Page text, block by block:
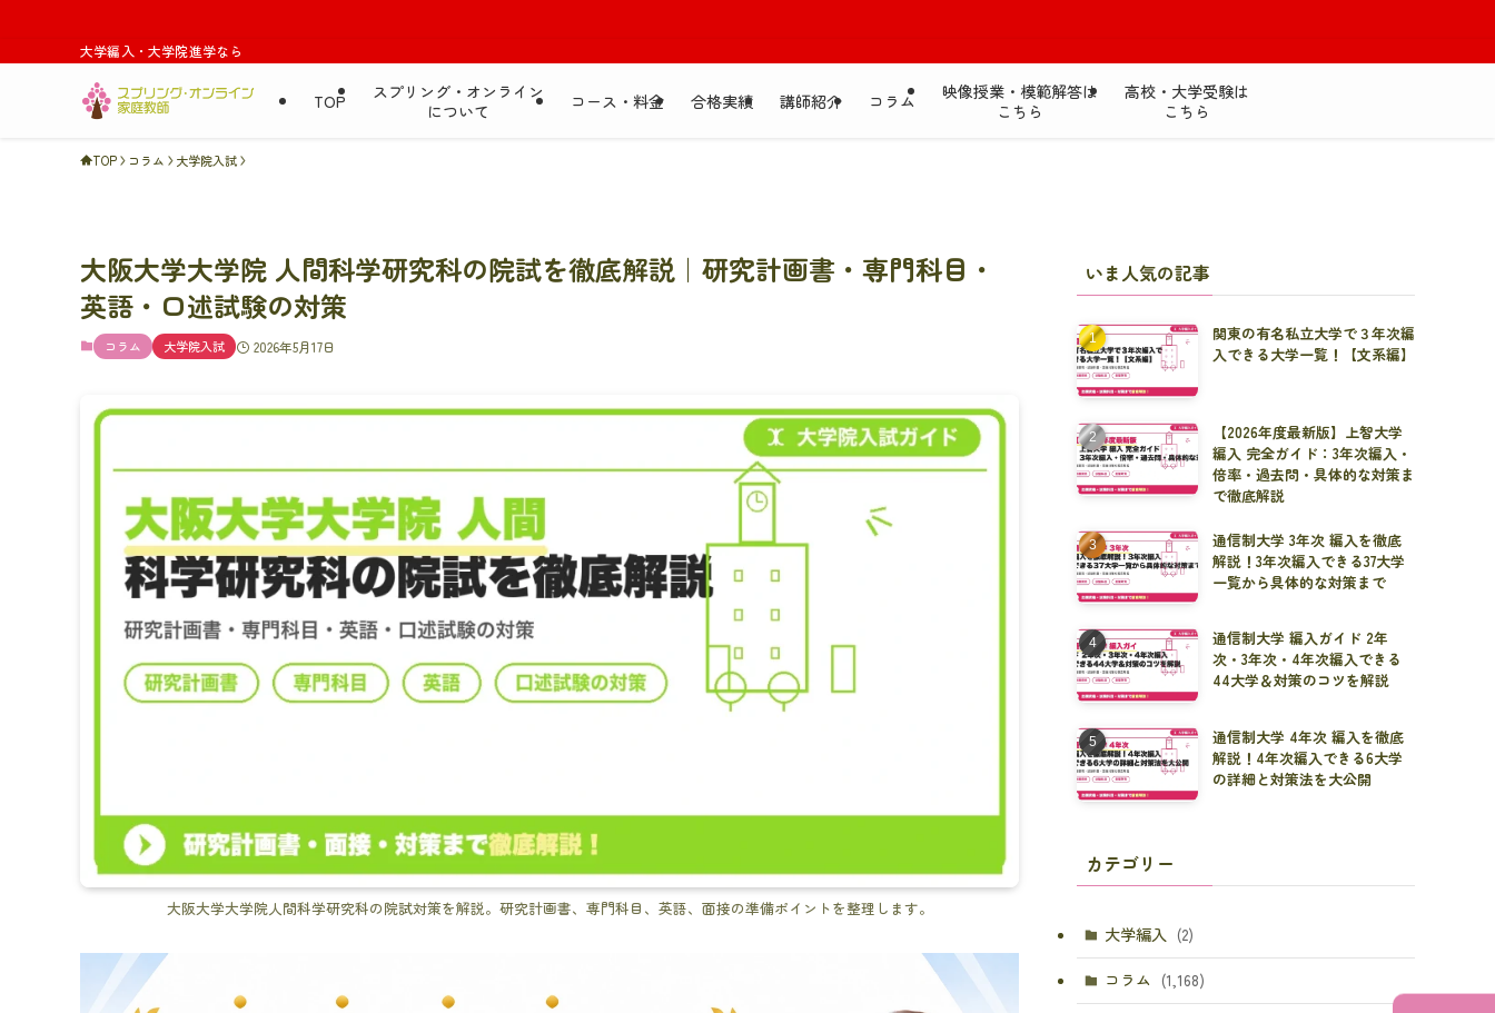
大学編入・大学院進学なら
TOP
スプリング・オンライン
について
コース・料金 合格実績 講師紹介 コラム
映像授業・模範解答は
こちら
高校・大学受験は
こちら
TOP コラム 大学院入試
大阪大学大学院 人間科学研究科の院試を徹底解説｜研究計画書・専門科目・
英語・口述試験の対策
コラム 大学院入試 2026年5月17日
大阪大学大学院人間科学研究科の院試対策を解説。研究計画書、専門科目、英語、面接の準備ポイントを整理します。
いま人気の記事
関東の有名私立大学で３年次編
入できる大学一覧！【文系編】
【2026年度最新版】上智大学
編入 完全ガイド：3年次編入・
倍率・過去問・具体的な対策ま
で徹底解説
通信制大学 3年次 編入を徹底
解説！3年次編入できる37大学
一覧から具体的な対策まで
通信制大学 編入ガイド 2年
次・3年次・4年次編入できる
44大学＆対策のコツを解説
通信制大学 4年次 編入を徹底
解説！4年次編入できる6大学
の詳細と対策法を大公開
カテゴリー
大学編入 (2)
コラム (1,168)